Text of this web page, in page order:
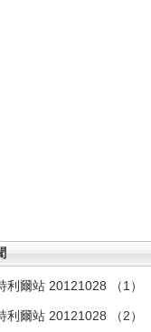
爾站 20121028 （1）
爾站 20121028 （2）